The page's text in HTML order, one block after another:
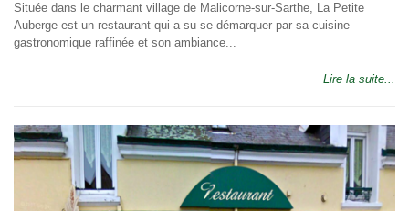
Située dans le charmant village de Malicorne-sur-Sarthe, La Petite
Auberge est un restaurant qui a su se démarquer par sa cuisine
gastronomique raffinée et son ambiance...
Lire la suite...